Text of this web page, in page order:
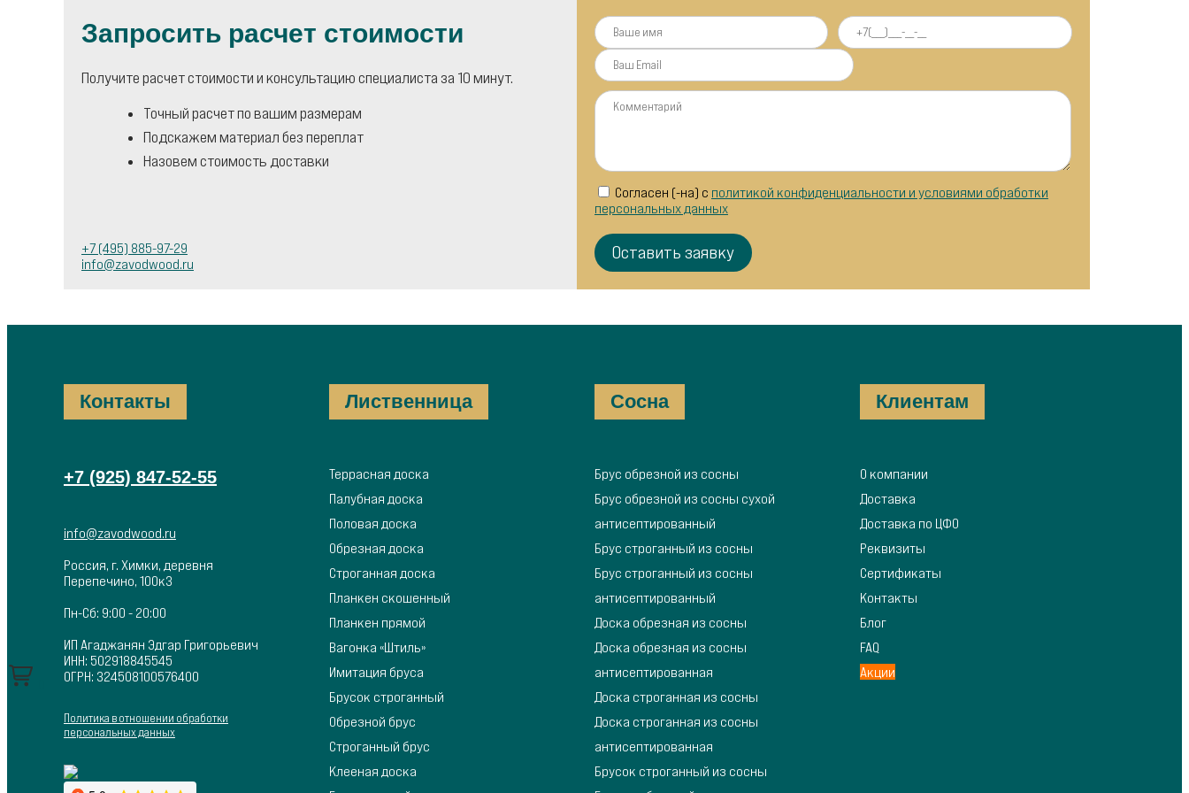
Запросить расчет стоимости
Получите расчет стоимости и консультацию специалиста за 10 минут.
Точный расчет по вашим размерам
Подскажем материал без переплат
Назовем стоимость доставки
+7 (495) 885-97-29
info@zavodwood.ru
Согласен (-на) с политикой конфиденциальности и условиями обработки
персональных данных
Контакты
+7 (925) 847-52-55
info@zavodwood.ru
Россия, г. Химки, деревня
Перепечино, 100к3
Пн-Сб: 9:00 - 20:00
ИП Агаджанян Эдгар Григорьевич
ИНН: 502918845545
ОГРН: 324508100576400
Политика в отношении обработки
персональных данных
Лиственница
Террасная доска
Палубная доска
Половая доска
Обрезная доска
Строганная доска
Планкен скошенный
Планкен прямой
Вагонка «Штиль»
Имитация бруса
Брусок строганный
Обрезной брус
Строганный брус
Клееная доска
Сосна
Брус обрезной из сосны
Брус обрезной из сосны сухой
антисептированный
Брус строганный из сосны
Брус строганный из сосны
антисептированный
Доска обрезная из сосны
Доска обрезная из сосны
антисептированная
Доска строганная из сосны
Доска строганная из сосны
антисептированная
Брусок строганный из сосны
Клиентам
О компании
Доставка
Доставка по ЦФО
Реквизиты
Сертификаты
Контакты
Блог
FAQ
Акции